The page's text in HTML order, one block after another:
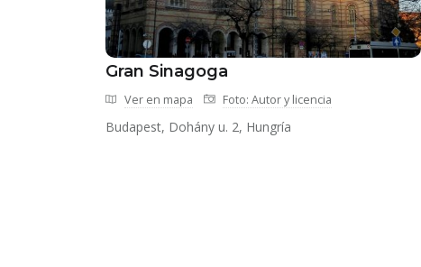
Gran Sinagoga
Ver en mapa Foto: Autor y licencia
Budapest, Dohány u. 2, Hungría